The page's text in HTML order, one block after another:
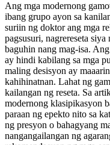
Ang mga modernong
ibang grupo ayon sa
suriin ng doktor ang mga
pagsusuri, nagrereseta
baguhin nang mag-isa.
ay hindi kabilang sa mga
maling desisyon ay
kahihinatnan. Lahat ng
kailangan ng reseta. Sa
modernong klasipikasyon
paraan ng epekto nito sa
ng presyon o bahagyang
nangangailangan ng